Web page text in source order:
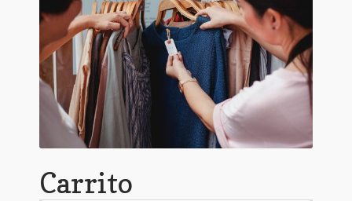
Políticas de devolución
Carrito